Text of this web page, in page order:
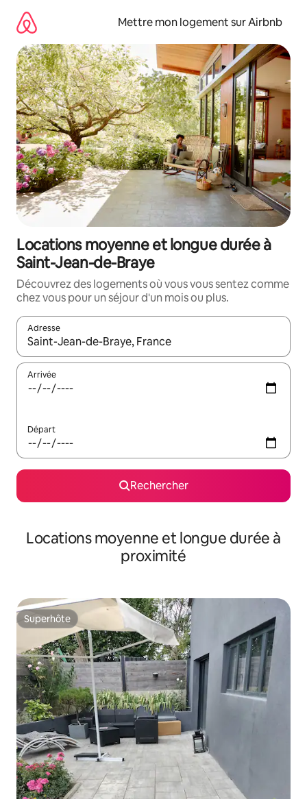
directement
contenu
Mettre mon logement sur Airbnb
Locations moyenne et longue durée à
Saint-Jean-de-Braye
Découvrez des logements où vous vous sentez comme
chez vous pour un séjour d'un mois ou plus.
Adresse
Lorsque les résultats s'affichent, utilisez les flèches vers le
Arrivée
Départ
Rechercher
Locations moyenne et longue durée à
proximité
Superhôte
Superhôte